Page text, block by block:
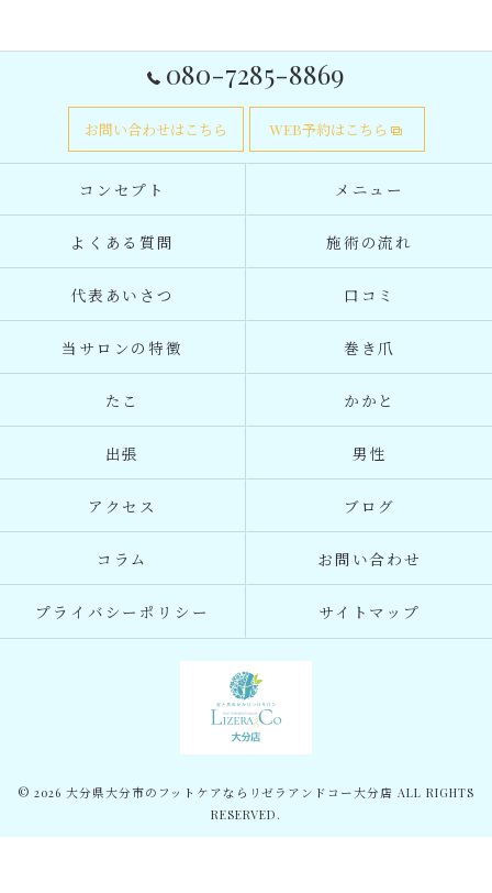
080-7285-8869
お問い合わせはこちら WEB予約はこちら
コンセプト メニュー
よくある質問 施術の流れ
代表あいさつ 口コミ
当サロンの特徴 巻き爪
たこ かかと
出張 男性
アクセス ブログ
コラム お問い合わせ
プライバシーポリシー サイトマップ
© 2026 大分県大分市のフットケアならリゼラアンドコー大分店 ALL RIGHTS
RESERVED.